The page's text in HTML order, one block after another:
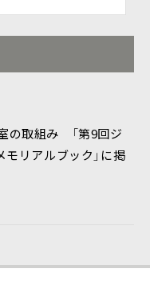
の取組み 「第9回ジ
モリアルブック」に掲